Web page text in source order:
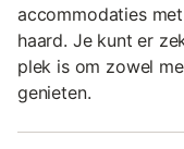
accommodaties
haard. Je kunt er
plek is om zowel
genieten.